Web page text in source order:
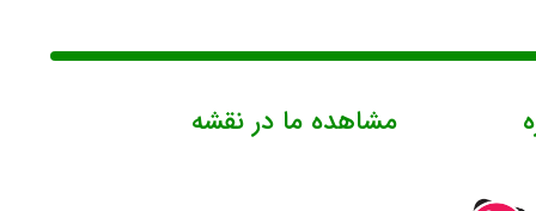
مشاهده ما در نقشه